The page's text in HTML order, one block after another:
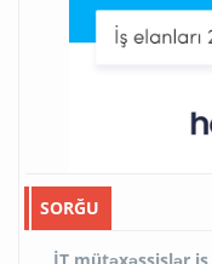
SORĞU